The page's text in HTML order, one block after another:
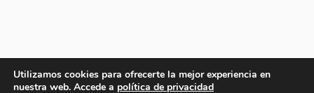
Utilizamos cookies para ofrecerte la mejor experiencia en
nuestra web. Accede a política de privacidad